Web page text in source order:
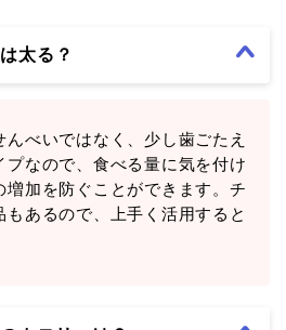
太る？
べいではなく、少し歯ごたえ
プなので、食べる量に気を付け
増加を防ぐことができます。チ
もあるので、上手く活用すると